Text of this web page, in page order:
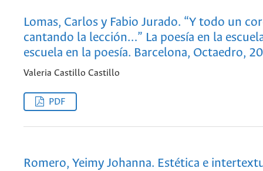
Lomas, Carlos y Fabio Jurado. “Y todo un
cantando la lección…” La poesía en la
escuela en la poesía. Barcelona, Octaedro,
Valeria Castillo Castillo
PDF
Romero, Yeimy Johanna. Estética e